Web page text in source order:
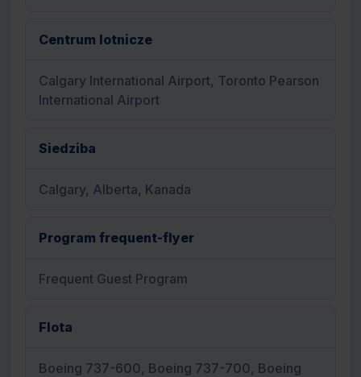
Centrum lotnicze
Calgary International Airport, Toronto Pearson
International Airport
Siedziba
Calgary, Alberta, Kanada
Program frequent-flyer
Frequent Guest Program
Flota
Boeing 737-600, Boeing 737-700, Boeing